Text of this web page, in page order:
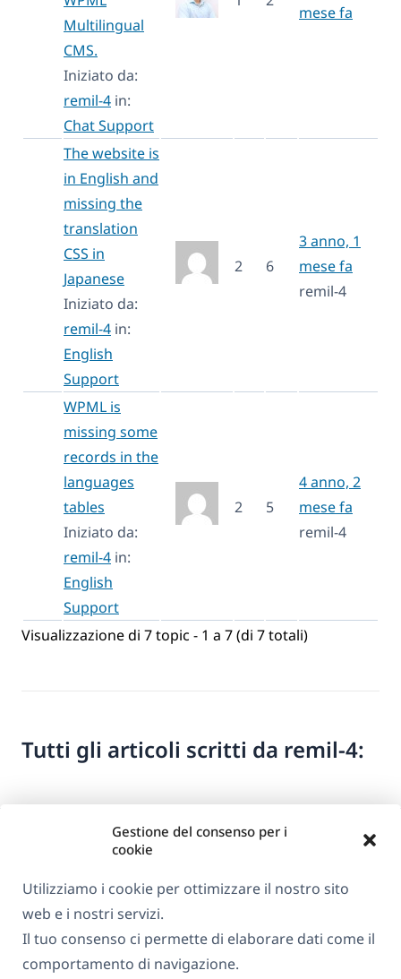
Gestione del consenso per i
cookie
Utilizziamo i cookie per ottimizzare il nostro sito
web e i nostri servizi.
Il tuo consenso ci permette di elaborare dati come il
comportamento di navigazione.
Multilingual
CMS.
Iniziato da:
remil-4 in:
Chat Support
mese fa
The website is
in English and
missing the
translation
CSS in
Japanese
Iniziato da:
remil-4 in:
English
Support
2 6
3 anno, 1
mese fa
remil-4
WPML is
missing some
records in the
languages
tables
Iniziato da:
remil-4 in:
English
Support
2 5
4 anno, 2
mese fa
remil-4
Visualizzazione di 7 topic - 1 a 7 (di 7 totali)
Tutti gli articoli scritti da remil-4:
GDPR e Informativa sulla Privacy